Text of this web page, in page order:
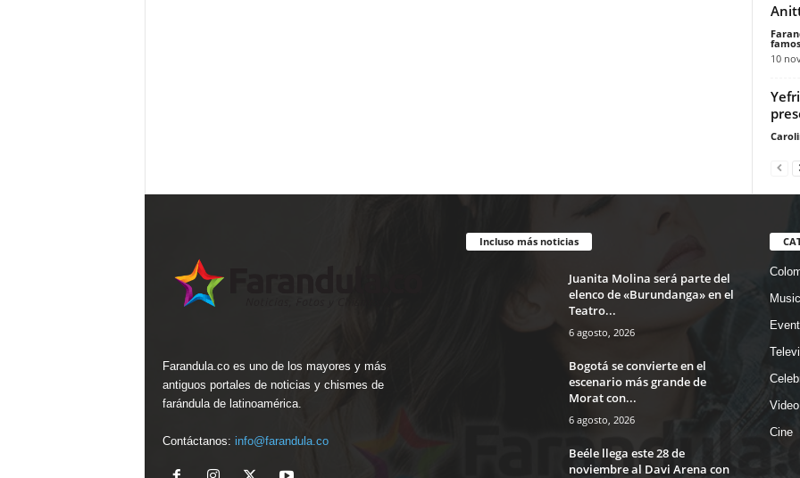
10
Farandula.co es uno de los mayores y más
antiguos portales de noticias y chismes de
farándula de latinoamérica.
Contáctanos: info@farandula.co
Incluso más noticias
Juanita Molina será parte del
elenco de «Burundanga» en el
Teatro...
6 agosto, 2026
Bogotá se convierte en el
escenario más grande de
Morat con...
6 agosto, 2026
Beéle llega este 28 de
noviembre al Davi Arena con
Video
Cine